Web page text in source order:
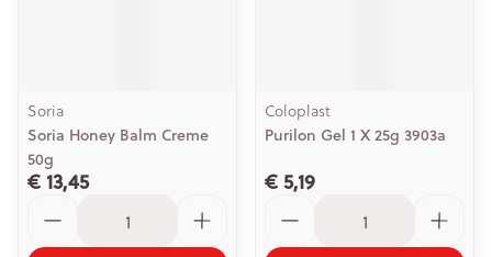
Soria
Soria Honey Balm Creme
50g
€ 13,45
Coloplast
Purilon Gel 1 X 25g 3903a
€ 5,19